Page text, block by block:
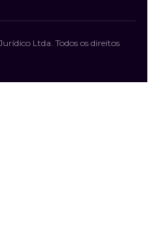
Ltda . Todos os direitos